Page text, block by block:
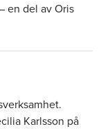
en del av Oris
Karlsson på